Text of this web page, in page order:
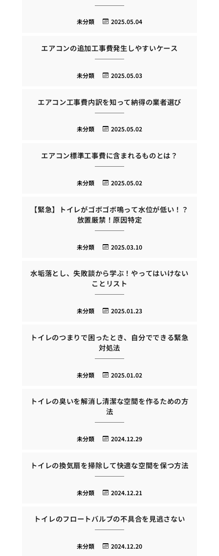
2025.05.04
未分類
エアコンの追加工事費発生しやすいケース
2025.05.03
未分類
エアコン工事費内訳を知って納得の業者選び
2025.05.02
未分類
エアコン標準工事費に含まれるものとは？
2025.05.02
未分類
【緊急】トイレがゴボゴボ鳴って水位が低い！？
放置厳禁！原因特定
2025.03.10
未分類
水垢落とし、失敗談から学ぶ！やってはいけない
ことリスト
2025.01.23
未分類
トイレのつまりで困ったとき、自分でできる緊急
対処法
2025.01.02
未分類
トイレの臭いを解消し清潔な空間を作るための方
法
2024.12.29
未分類
トイレの換気扇を掃除して快適な空間を保つ方法
2024.12.21
未分類
トイレのフロートバルブの不具合を見逃さない
2024.12.20
未分類